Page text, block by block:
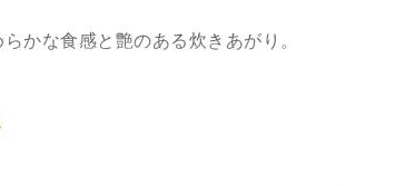
かな食感と艶のある炊きあがり。
す。